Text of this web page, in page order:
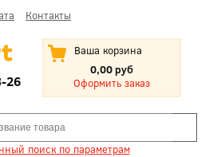
Контакты
26
Ваша корзина
0,00 руб
Оформить заказ
поиск по параметрам